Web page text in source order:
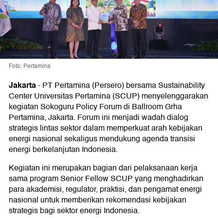
Foto: Pertamina
Jakarta-PT Pertamina (Persero) bersama Sustainability
Center Universitas Pertamina (SCUP) menyelenggarakan
kegiatan Sokoguru Policy Forum di Ballroom Grha
Pertamina, Jakarta. Forum ini menjadi wadah dialog
strategis lintas sektor dalam memperkuat arah kebijakan
energi nasional sekaligus mendukung agenda transisi
energi berkelanjutan Indonesia.
Kegiatan ini merupakan bagian dari pelaksanaan kerja
sama program Senior Fellow SCUP yang menghadirkan
para akademisi, regulator, praktisi, dan pengamat energi
nasional untuk memberikan rekomendasi kebijakan
strategis bagi sektor energi Indonesia.